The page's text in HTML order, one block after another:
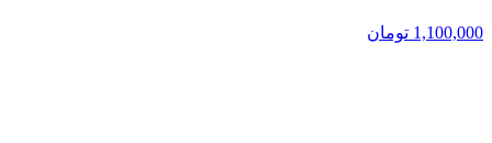
1,100,000 تومان